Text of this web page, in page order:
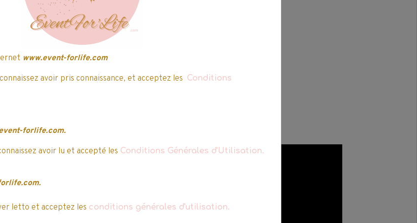
Fonctionne avec 5 piles LR6 AA 1,5V (non incluses).
Hauteur approximative : 15,7 x 9,2 x 24 cm
www.event-forlife.com
avoir pris connaissance, et acceptez les Conditions
forlife.com.
avoir lu et accepté les Conditions Générales d'Utilisation.
letto et acceptez les conditions générales d'utilisation.